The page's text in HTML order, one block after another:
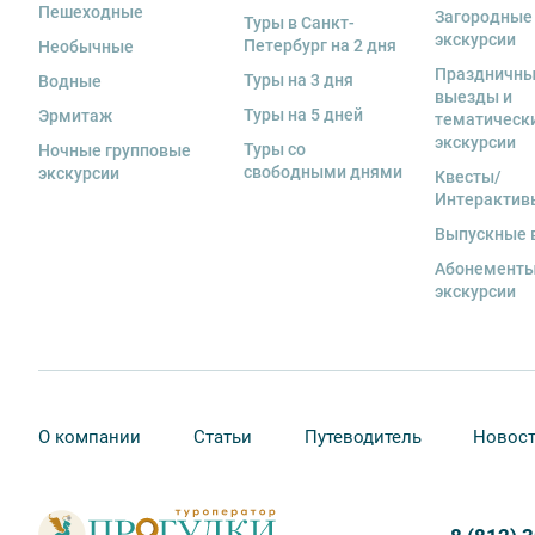
Пешеходные
Необычные
Водные
Эрмитаж
Ночные групповые
экскурсии
Туры в Санкт-
Петербург на 2 дня
Туры на 3 дня
Туры на 5 дней
Туры со
свободными днями
Загородные
экскурсии
выезды и
экскурсии
Квесты/
Выпускные
экскурсии
О компании Статьи Путеводитель